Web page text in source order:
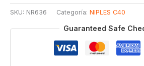
150
T316
3
SKU: NR636 Categoría: NIPLES C40
Guaranteed Safe